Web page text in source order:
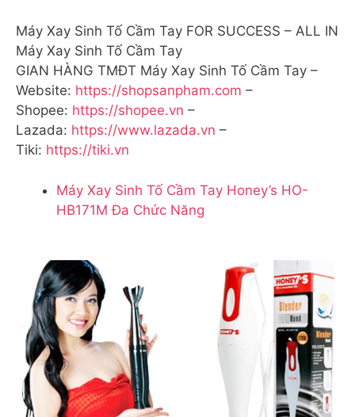
Máy Xay Sinh Tố Cầm Tay FOR SUCCESS – ALL IN
Máy Xay Sinh Tố Cầm Tay
GIAN HÀNG TMĐT Máy Xay Sinh Tố Cầm Tay –
Website: https://shopsanpham.com –
Shopee: https://shopee.vn –
Lazada: https://www.lazada.vn –
Tiki: https://tiki.vn
Máy Xay Sinh Tố Cầm Tay Honey’s HO-
HB171M Đa Chức Năng